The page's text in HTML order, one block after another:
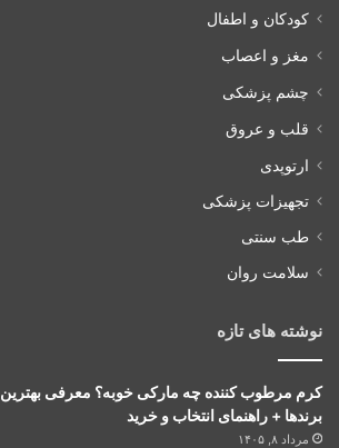
کودکان و اطفال
مغز و اعصاب
چشم پزشکی
قلب و عروق
ارتوپدی
تجهیزات پزشکی
طب سنتی
سلامت روان
نوشته های تازه
کرم مرطوب کننده چه مارکی خوبه؟ معرفی بهترین
برندها + راهنمای انتخاب و خرید
مرداد ۸, ۱۴۰۵